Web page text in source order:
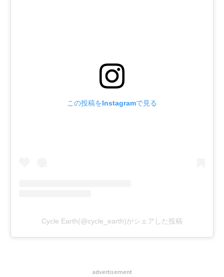
この投稿をInstagramで見る
Cycle Earth(@cycle_earth)がシェアした投稿
advertisement